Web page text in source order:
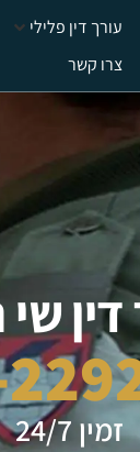
עורך דין פלילי
צרו קשר
זמין 24/7